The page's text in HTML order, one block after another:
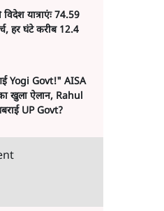
यात्राएंः 74.59
हर घंटे करीब 12.4
Yogi Govt!" AISA
खुला ऐलान, Rahul
UP Govt?